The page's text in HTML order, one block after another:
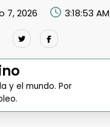
7, 2026 3:18:54 AM
y el mundo. Por